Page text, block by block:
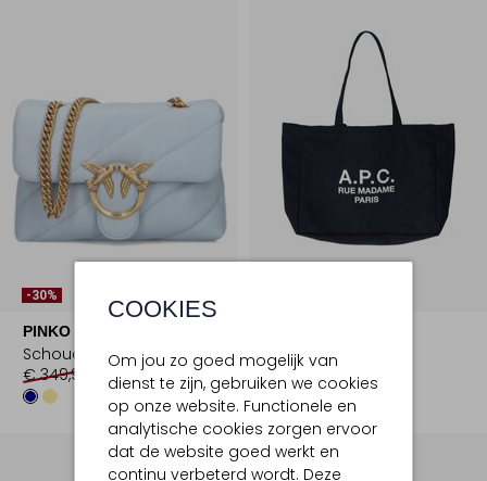
COOKIES
Om jou zo goed mogelijk van
dienst te zijn, gebruiken we cookies
op onze website. Functionele en
analytische cookies zorgen ervoor
dat de website goed werkt en
continu verbeterd wordt. Deze
-30%
PINKO
Schoudertas
€ 349,99
€ 244,99
Shopper
€ 169,99 € 84,99